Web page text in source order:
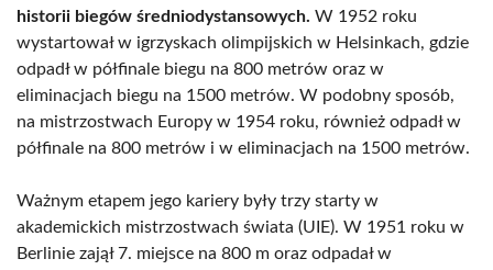
historii biegów średniodystansowych. W 1952 roku
wystartował w igrzyskach olimpijskich w Helsinkach, gdzie
odpadł w półfinale biegu na 800 metrów oraz w
eliminacjach biegu na 1500 metrów. W podobny sposób,
na mistrzostwach Europy w 1954 roku, również odpadł w
półfinale na 800 metrów i w eliminacjach na 1500 metrów.
Ważnym etapem jego kariery były trzy starty w
akademickich mistrzostwach świata (UIE). W 1951 roku w
Berlinie zajął 7. miejsce na 800 m oraz odpadał w